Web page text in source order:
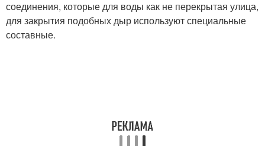
соединения, которые для воды как не перекрытая улица,
для закрытия подобных дыр используют специальные
составные.